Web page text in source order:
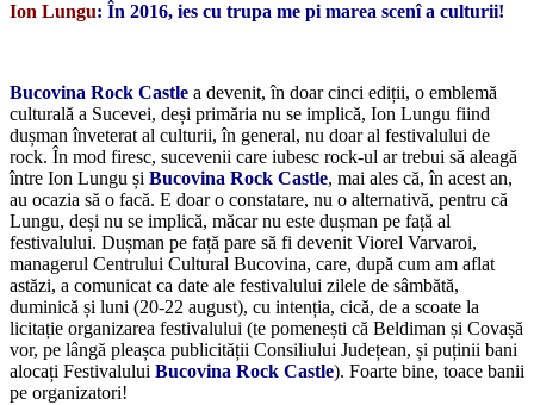
Ion Lungu: În 2016, ies cu trupa me pi marea scenî a culturii!
Bucovina Rock Castle a devenit, în doar cinci ediții, o emblemă
culturală a Sucevei, deși primăria nu se implică, Ion Lungu fiind
dușman înveterat al culturii, în general, nu doar al festivalului de
rock. În mod firesc, sucevenii care iubesc rock-ul ar trebui să aleagă
între Ion Lungu și Bucovina Rock Castle, mai ales că, în acest an,
au ocazia să o facă. E doar o constatare, nu o alternativă, pentru că
Lungu, deși nu se implică, măcar nu este dușman pe față al
festivalului. Dușman pe față pare să fi devenit Viorel Varvaroi,
managerul Centrului Cultural Bucovina, care, după cum am aflat
astăzi, a comunicat ca date ale festivalului zilele de sâmbătă,
duminică și luni (20-22 august), cu intenția, cică, de a scoate la
licitație organizarea festivalului (te pomenești că Beldiman și Covașă
vor, pe lângă pleașca publicității Consiliului Județean, și puținii bani
alocați Festivalului Bucovina Rock Castle). Foarte bine, toace banii
pe organizatori!